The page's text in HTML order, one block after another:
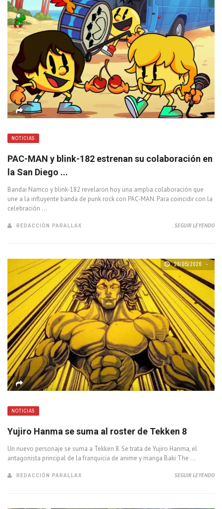
NOTICIAS
PAC-MAN y blink-182 estrenan su colaboración en
la San Diego ...
Bandai Namco y blink-182 revelaron hoy una amplia colaboración que
une a la influyente banda de punk rock con PAC-MAN. Para coincidir con la
celebración ...
REDACCIÓN PARALLAX SEGUIR LEYENDO
26/05/2026
NOTICIAS
Yujiro Hanma se suma al roster de Tekken 8
Un nuevo personaje se suma a Tekken 8. Se trata de Yujiro Hanma, el
antagonista principal de la franquicia de anime y manga Baki The ...
REDACCIÓN PARALLAX SEGUIR LEYENDO